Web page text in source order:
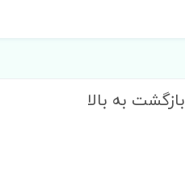
بازگشت به بالا